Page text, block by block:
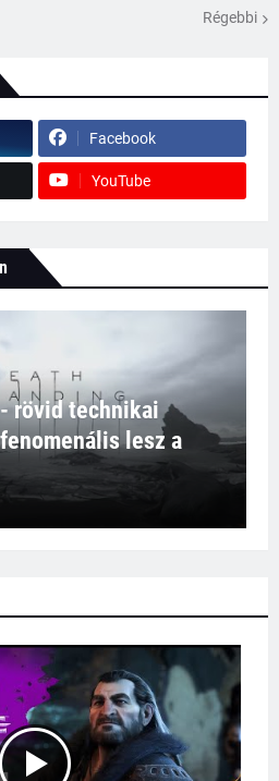
Régebbi
Facebook
YouTube
rövid technikai
lesz a